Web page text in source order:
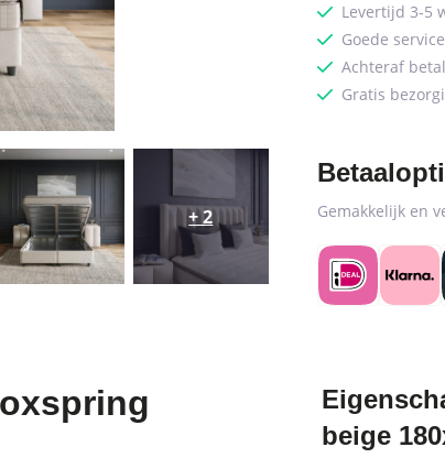
+ 2
Levertijd 3-5
Goede
Achteraf
Gratis
Gemakkelijk en
beige